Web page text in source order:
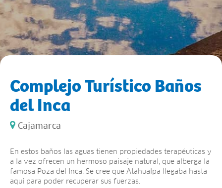
Complejo Turístico Baños
del Inca
Cajamarca
En estos baños las aguas tienen propiedades terapéuticas y
a la vez ofrecen un hermoso paisaje natural, que alberga la
famosa Poza del Inca. Se cree que Atahualpa llegaba hasta
aquí para poder recuperar sus fuerzas.